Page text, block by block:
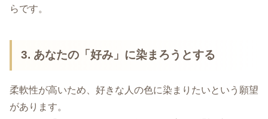
らです。
3. あなたの「好み」に染まろうとする
柔軟性が高いため、好きな人の色に染まりたいという願望
があります。